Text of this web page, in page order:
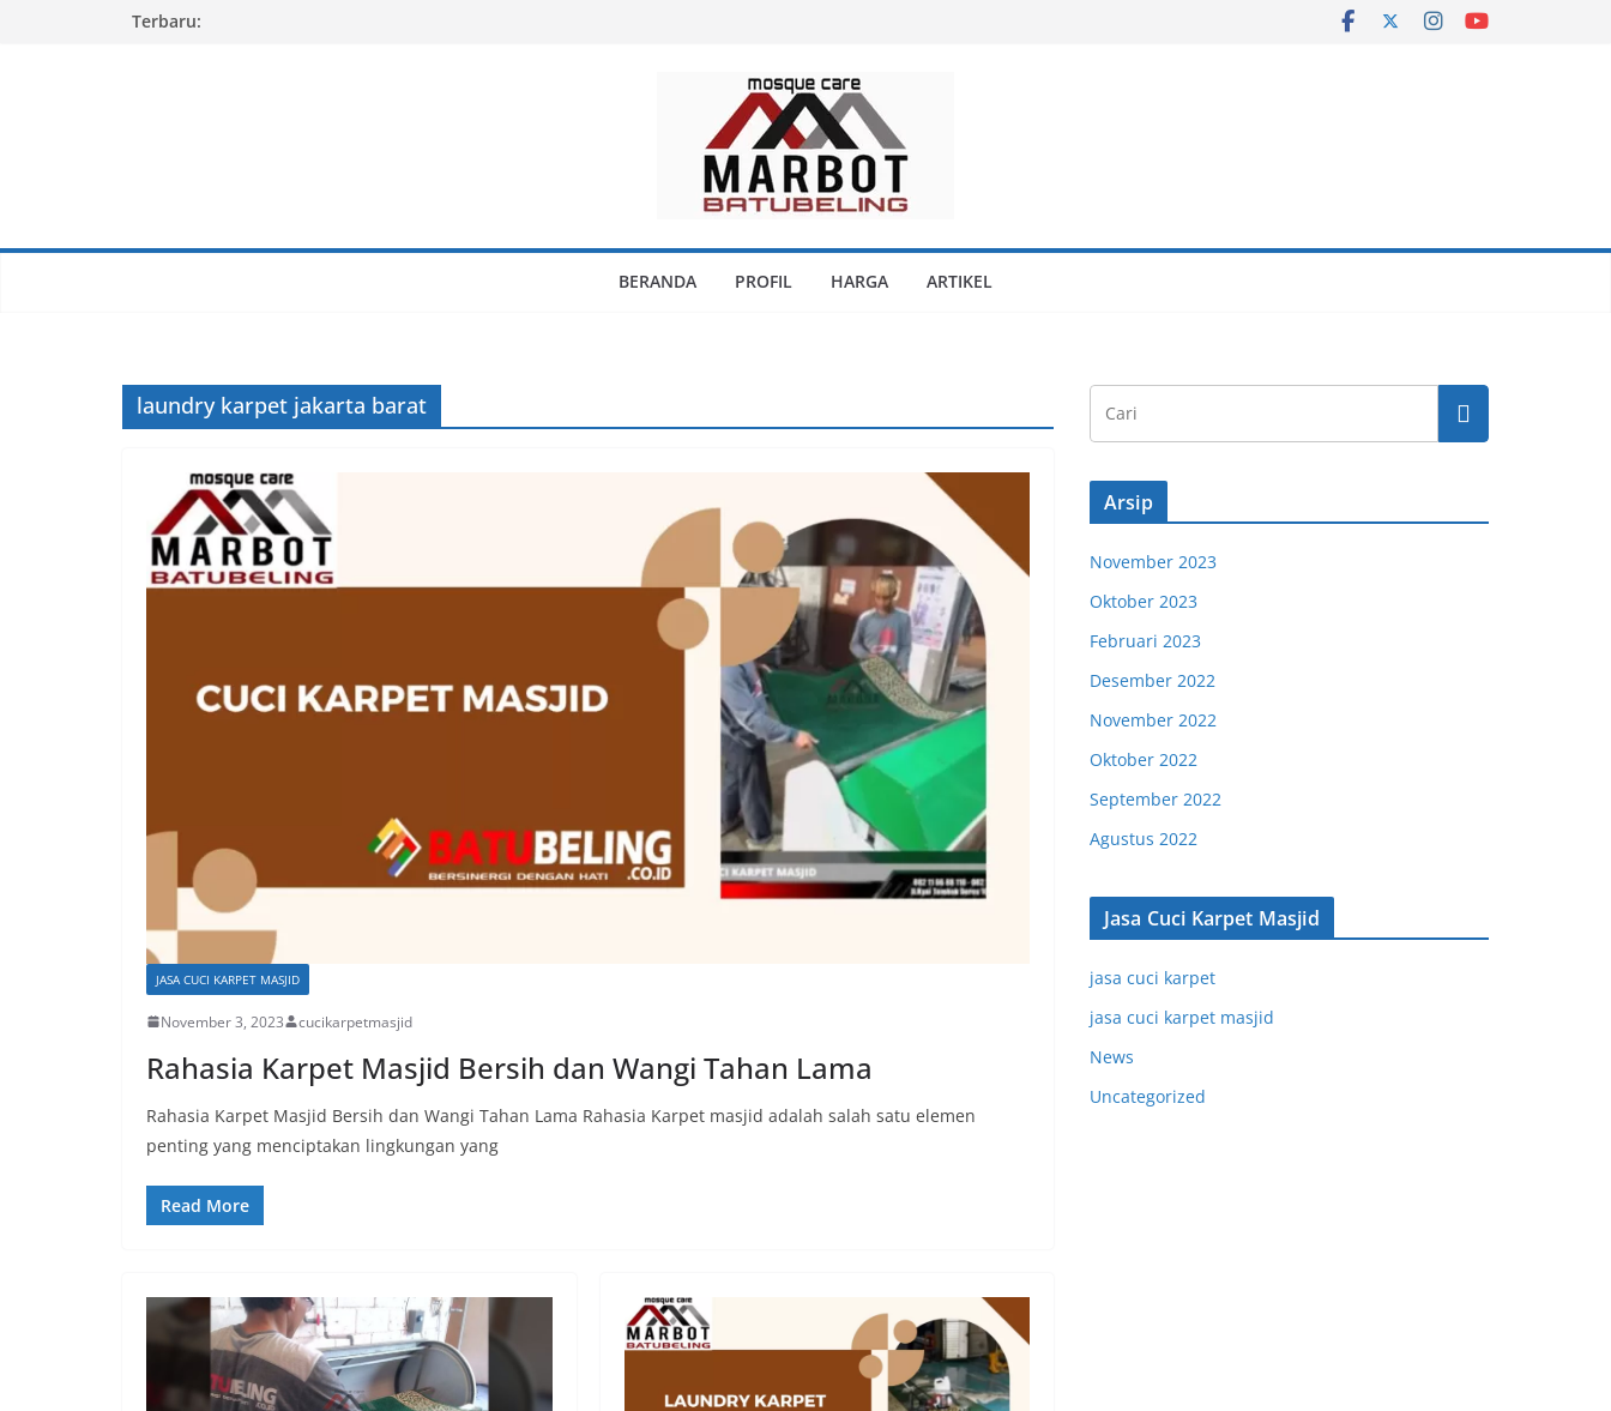
Terbaru:
BERANDA PROFIL HARGA ARTIKEL
laundry karpet jakarta barat
JASA CUCI KARPET MASJID
November 3, 2023 cucikarpetmasjid
Rahasia Karpet Masjid Bersih dan Wangi Tahan Lama
Rahasia Karpet Masjid Bersih dan Wangi Tahan Lama Rahasia Karpet masjid adalah salah satu elemen
penting yang menciptakan lingkungan yang
Read More
Arsip
November 2023
Oktober 2023
Februari 2023
Desember 2022
November 2022
Oktober 2022
September 2022
Agustus 2022
Jasa Cuci Karpet Masjid
jasa cuci karpet
jasa cuci karpet masjid
News
Uncategorized